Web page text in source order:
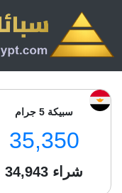
أسعار الذهب
سعر الذهب عيار 24
سبائك الذهب
بي تي سي
أسعار الفضة اليوم
سبائك الفضة
سبيكة 5 جرام
35,350
34,943 شراء